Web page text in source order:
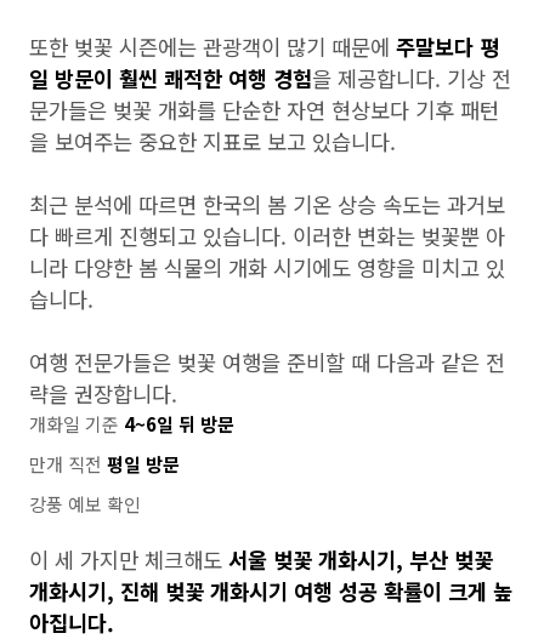
또한 벚꽃 시즌에는 관광객이 많기 때문에 주말보다 평
일 방문이 훨씬 쾌적한 여행 경험을 제공합니다. 기상 전
문가들은 벚꽃 개화를 단순한 자연 현상보다 기후 패턴
을 보여주는 중요한 지표로 보고 있습니다.
최근 분석에 따르면 한국의 봄 기온 상승 속도는 과거보
다 빠르게 진행되고 있습니다. 이러한 변화는 벚꽃뿐 아
니라 다양한 봄 식물의 개화 시기에도 영향을 미치고 있
습니다.
여행 전문가들은 벚꽃 여행을 준비할 때 다음과 같은 전
략을 권장합니다.
개화일 기준 4~6일 뒤 방문
만개 직전 평일 방문
강풍 예보 확인
이 세 가지만 체크해도 서울 벚꽃 개화시기, 부산 벚꽃
개화시기, 진해 벚꽃 개화시기 여행 성공 확률이 크게 높
아집니다.